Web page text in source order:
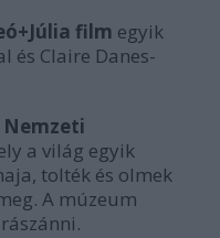
film egyik
és Claire Danes-
Nemzeti
a világ egyik
tolték és olmek
A múzeum